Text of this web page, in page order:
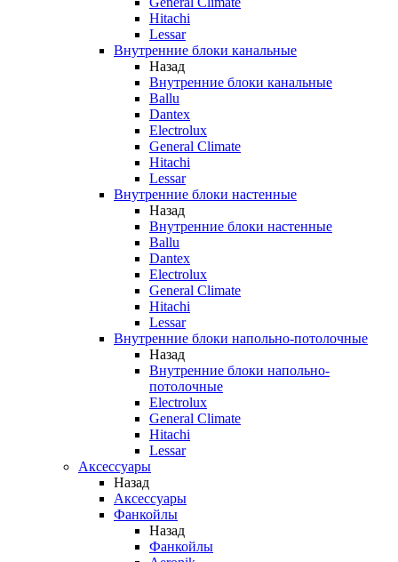
Hitachi
Lessar
Внутренние блоки канальные
Назад
Внутренние блоки канальные
Ballu
Dantex
Electrolux
General Climate
Hitachi
Lessar
Внутренние блоки настенные
Назад
Внутренние блоки настенные
Ballu
Dantex
Electrolux
General Climate
Hitachi
Lessar
Внутренние блоки напольно-потолочные
Назад
Внутренние блоки напольно-
потолочные
Electrolux
General Climate
Hitachi
Lessar
Аксессуары
Назад
Аксессуары
Фанкойлы
Назад
Фанкойлы